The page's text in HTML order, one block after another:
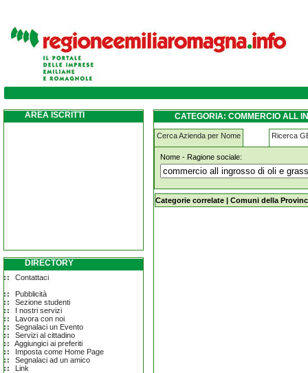
commercio-all-ingrosso-di-oli-e-grassi-
AREA ISCRITTI
DIRECTORY
Contattaci
Pubblicità
Sezione studenti
I nostri servizi
Lavora con noi
Segnalaci un Evento
Servizi al cittadino
Aggiungici ai preferiti
Imposta come Home Page
Segnalaci ad un amico
Link
CATEGORIA: COMMERCIO ALL
Cerca Azienda per Nome Ricerca
Nome - Ragione sociale:
commercio-all-ingrosso-di-oli-e-
Categorie correlate | Comuni della